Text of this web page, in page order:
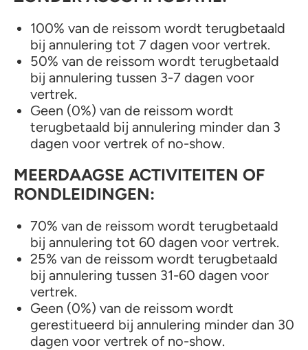
100% van de reissom wordt terugbetaald
bij annulering tot 7 dagen voor vertrek.
50% van de reissom wordt terugbetaald
bij annulering tussen 3-7 dagen voor
vertrek.
Geen (0%) van de reissom wordt
terugbetaald bij annulering minder dan 3
dagen voor vertrek of no-show.
MEERDAAGSE ACTIVITEITEN OF
RONDLEIDINGEN:
70% van de reissom wordt terugbetaald
bij annulering tot 60 dagen voor vertrek.
25% van de reissom wordt terugbetaald
bij annulering tussen 31-60 dagen voor
vertrek.
Geen (0%) van de reissom wordt
gerestitueerd bij annulering minder dan 30
dagen voor vertrek of no-show.